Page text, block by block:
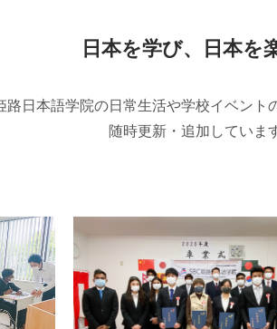
日本を学び、日本を
路日本語学院の日常生活や学校イベント
随時更新・追加していま